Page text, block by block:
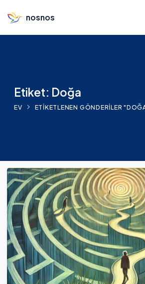
nosnos
Etiket: Doğa
EV ETIKETLENEN GÖNDERILER